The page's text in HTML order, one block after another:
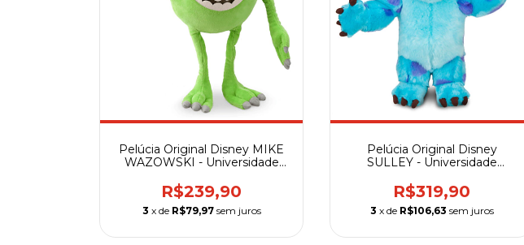
Pelúcia Original Disney MIKE
WAZOWSKI - Universidade
R$239,90
3 x de R$79,97 sem juros
Pelúcia Original Disney
SULLEY - Universidade
R$319,90
3 x de R$106,63 sem juros